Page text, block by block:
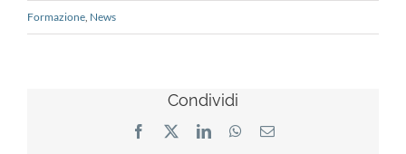
Formazione, News
Condividi
Facebook LinkedInWhatsApp
Email